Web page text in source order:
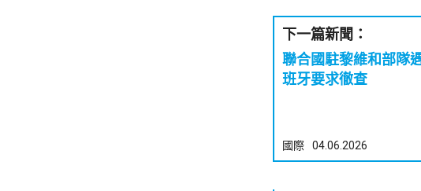
下一篇新聞：
聯合國駐黎維和部隊
班牙要求徹查
國際 04.06.2026